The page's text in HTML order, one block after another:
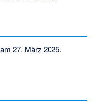
27. März 2025.